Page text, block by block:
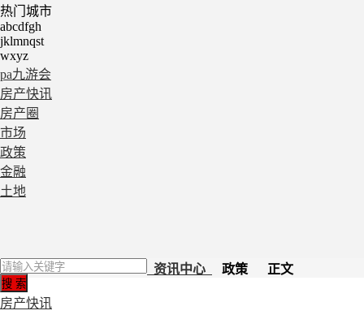
热门城市
abcdfgh
jklmnqst
wxyz
pa九游会
房产快讯
房产圈
市场
政策
金融
土地
房产快讯
资讯中心 政策 正文